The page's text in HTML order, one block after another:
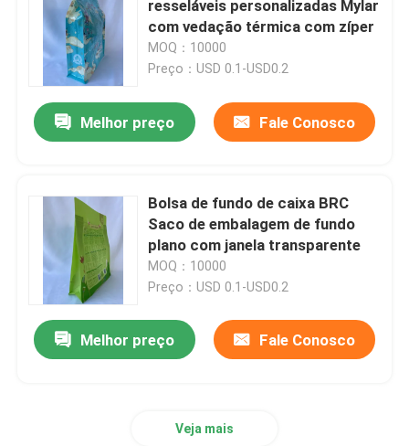
Malote detergente líquido
saco de empacotamento de mylar
Rice Packaging Bag
Etiquetas de empacotamento da etiqueta
resseláveis ​​personalizadas Mylar
com vedação térmica com zíper
MOQ：10000
Preço：USD 0.1-USD0.2
Melhor preço Fale Conosco
Bolsa de fundo de caixa BRC
Saco de embalagem de fundo
plano com janela transparente
MOQ：10000
Preço：USD 0.1-USD0.2
Melhor preço Fale Conosco
Veja mais